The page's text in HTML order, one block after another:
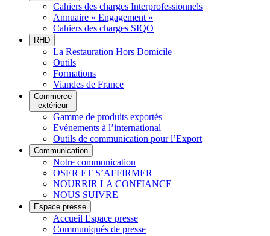
Cahiers des charges Interprofessionnels
Annuaire « Engagement »
Cahiers des charges SIQO
RHD
La Restauration Hors Domicile
Outils
Formations
Viandes de France
Commerce
extérieur
Gamme de produits exportés
Evénements à l’international
Outils de communication pour l’Export
Communication
Notre communication
OSER ET S’AFFIRMER
NOURRIR LA CONFIANCE
NOUS SUIVRE
Espace presse
Accueil Espace presse
Communiqués de presse